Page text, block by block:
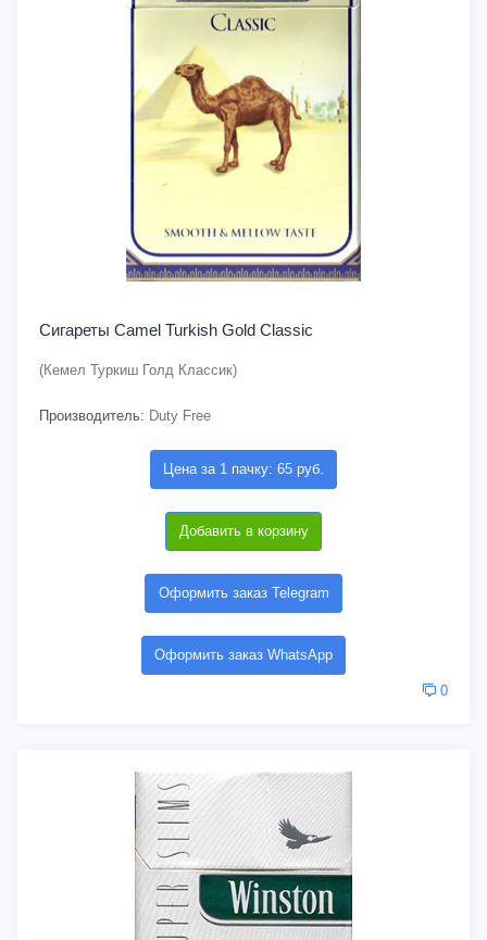
Сигареты Camel Turkish Gold Classic
(Кемел Туркиш Голд Классик)
Производитель: Duty Free
Цена за 1 пачку: 65 руб.
Добавить в корзину
Оформить заказ Telegram
Оформить заказ WhatsApp
0